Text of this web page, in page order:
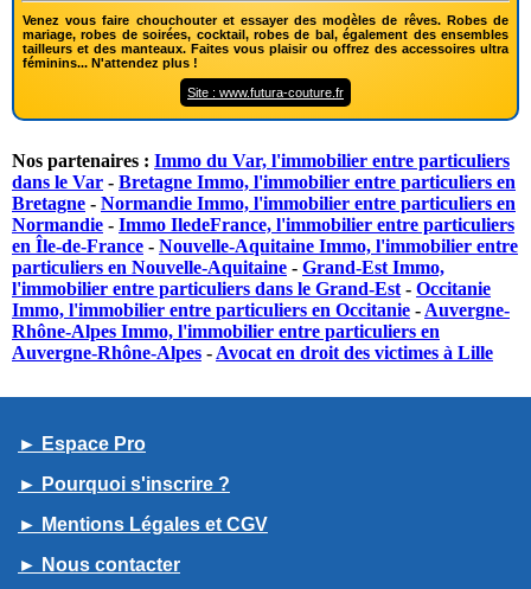
Venez vous faire chouchouter et essayer des modèles de rêves. Robes de
mariage, robes de soirées, cocktail, robes de bal, également des ensembles
tailleurs et des manteaux. Faites vous plaisir ou offrez des accessoires ultra
féminins... N'attendez plus !
Site : www.futura-couture.fr
Nos partenaires : Immo du Var, l'immobilier entre particuliers
dans le Var - Bretagne Immo, l'immobilier entre particuliers en
Bretagne - Normandie Immo, l'immobilier entre particuliers en
Normandie - Immo IledeFrance, l'immobilier entre particuliers
en Île-de-France - Nouvelle-Aquitaine Immo, l'immobilier entre
particuliers en Nouvelle-Aquitaine - Grand-Est Immo,
l'immobilier entre particuliers dans le Grand-Est - Occitanie
Immo, l'immobilier entre particuliers en Occitanie - Auvergne-
Rhône-Alpes Immo, l'immobilier entre particuliers en
Auvergne-Rhône-Alpes - Avocat en droit des victimes à Lille
► Espace Pro
► Pourquoi s'inscrire ?
► Mentions Légales et CGV
► Nous contacter